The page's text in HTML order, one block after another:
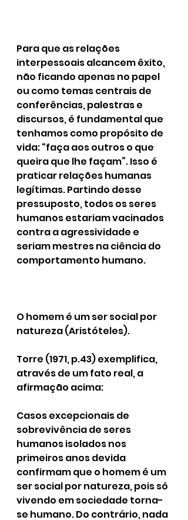
Para que as relações
interpessoais alcancem êxito,
não ficando apenas no papel
ou como temas centrais de
conferências, palestras e
discursos, é fundamental que
tenhamos como propósito de
vida: “faça aos outros o que
queira que lhe façam”. Isso é
praticar relações humanas
legítimas. Partindo desse
pressuposto, todos os seres
humanos estariam vacinados
contra a agressividade e
seriam mestres na ciência do
comportamento humano.
O homem é um ser social por
natureza (Aristóteles).
Torre (1971, p.43) exemplifica,
através de um fato real, a
afirmação acima:
Casos excepcionais de
sobrevivência de seres
humanos isolados nos
primeiros anos devida
confirmam que o homem é um
ser social por natureza, pois só
vivendo em sociedade torna-
se humano. Do contrário, nada